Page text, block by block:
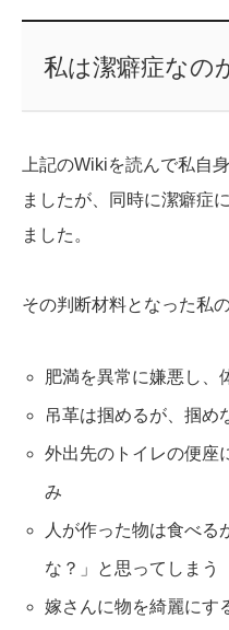
私は潔癖症なの
上記のWikiを読んで私自
ましたが、同時に潔癖症
ました。
その判断材料となった私
肥満を異常に嫌悪し、
吊革は掴めるが、掴め
外出先のトイレの便座
み
人が作った物は食べる
な？」と思ってしまう
嫁さんに物を綺麗にす